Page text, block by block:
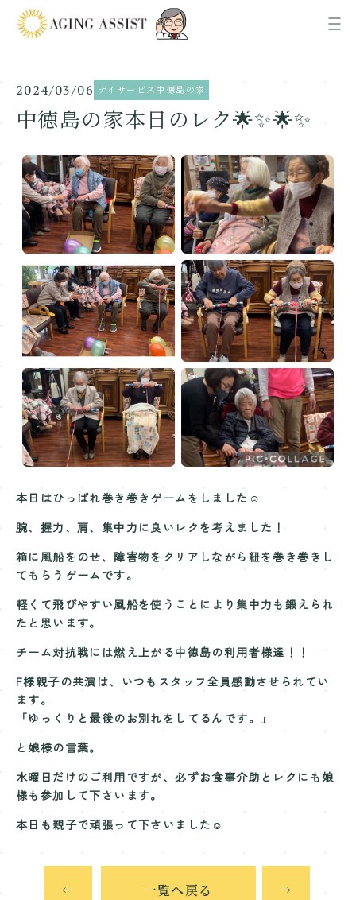
News
お知らせ
About us
AGING ASSISTについて
Office
各事業所ご案内
Recruit
採用情報
Contact
お問い合わせ
2024/03/06 デイサービス中徳島の家
中徳島の家本日のレク🌟✨🌟✨
本日はひっぱれ巻き巻きゲームをしました☺️
腕、握力、肩、集中力に良いレクを考えました！
箱に風船をのせ、障害物をクリアしながら紐を巻き巻きし
てもらうゲームです。
軽くて飛びやすい風船を使うことにより集中力も鍛えられ
たと思います。
チーム対抗戦には燃え上がる中徳島の利用者様達！！
F様親子の共演は、いつもスタッフ全員感動させられてい
ます。
「ゆっくりと最後のお別れをしてるんです。」
と娘様の言葉。
水曜日だけのご利用ですが、必ずお食事介助とレクにも娘
様も参加して下さいます。
本日も親子で頑張って下さいました☺️
← 一覧へ戻る →